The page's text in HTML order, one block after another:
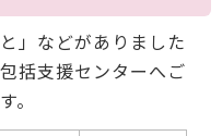
」などがありました
括支援センターへご
。